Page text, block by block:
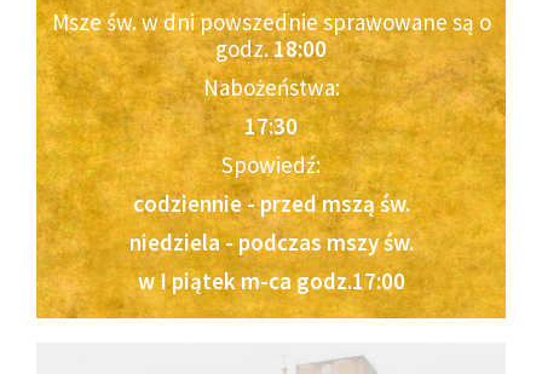
Msze św. w dni powszednie sprawowane są o
godz.18:00
Nabożeństwa:
17:30
Spowiedź:
codziennie - przed mszą św.
niedziela - podczas mszy św.
w I piątek m-ca godz.17:00